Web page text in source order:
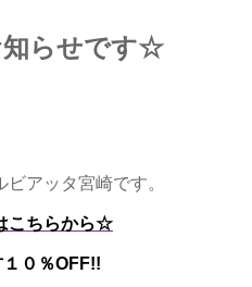
知らせです☆
アッタ宮崎です。
こちらから☆
０％OFF!!